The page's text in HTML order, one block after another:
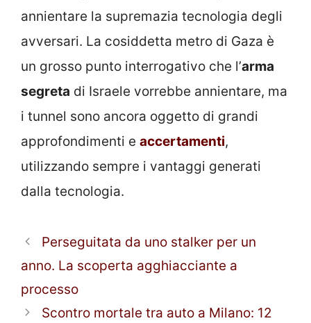
annientare la supremazia tecnologia degli
avversari. La cosiddetta metro di Gaza è
un grosso punto interrogativo che l’arma
segreta di Israele vorrebbe annientare, ma
i tunnel sono ancora oggetto di grandi
approfondimenti e accertamenti,
utilizzando sempre i vantaggi generati
dalla tecnologia.
Perseguitata da uno stalker per un
anno. La scoperta agghiacciante a
processo
Scontro mortale tra auto a Milano: 12